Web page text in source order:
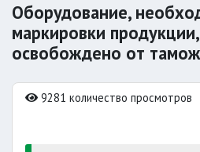
Оборудование,
маркировки
освобождено от
9281 количество просмотров